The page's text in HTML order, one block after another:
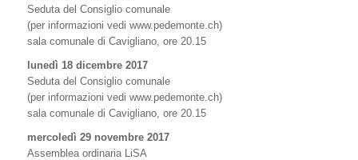
Seduta del Consiglio comunale
(per informazioni vedi www.pedemonte.ch)
sala comunale di Cavigliano, ore 20.15
lunedì 18 dicembre 2017
Seduta del Consiglio comunale
(per informazioni vedi www.pedemonte.ch)
sala comunale di Cavigliano, ore 20.15
mercoledì 29 novembre 2017
Assemblea ordinaria LiSA